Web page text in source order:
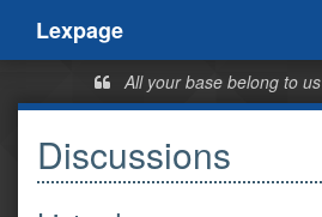
Lexpage
All your base belong to us
Discussions